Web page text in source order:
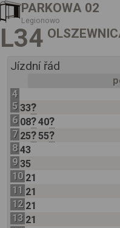
PARKOWA 02
Legionowo
L34
Jízdní řád
4
5 33?
6 08?40?
7 25?55?
8 43
9 35
10 21
11 21
12 21
13 21